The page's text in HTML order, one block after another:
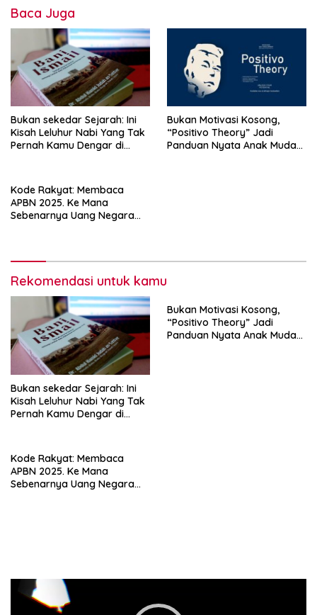
Baca Juga
Bukan sekedar Sejarah: Ini
Kisah Leluhur Nabi Yang Tak
Pernah Kamu Dengar di
Bukan Motivasi Kosong,
“Positivo Theory” Jadi
Panduan Nyata Anak Muda
Kode Rakyat: Membaca
APBN 2025. Ke Mana
Sebenarnya Uang Negara
Rekomendasi untuk kamu
Bukan sekedar Sejarah: Ini
Kisah Leluhur Nabi Yang Tak
Pernah Kamu Dengar di
Bukan Motivasi Kosong,
“Positivo Theory” Jadi
Panduan Nyata Anak Muda
Kode Rakyat: Membaca
APBN 2025. Ke Mana
Sebenarnya Uang Negara
Pemutar
Video